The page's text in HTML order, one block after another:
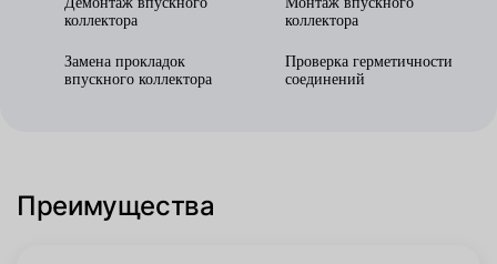
коллектора
Замена прокладок
впускного коллектора
коллектора
Проверка герметичности
соединений
Преимущества